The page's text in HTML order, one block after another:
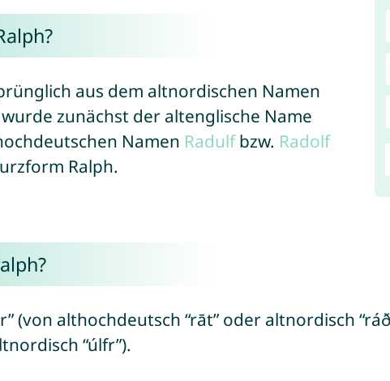
aus dem altnordischen Namen
zunächst der altenglische Name
Namen Radulfbzw. Radolf
Ralph.
(von althochdeutsch “rāt” oder altnordisch
“úlfr”).